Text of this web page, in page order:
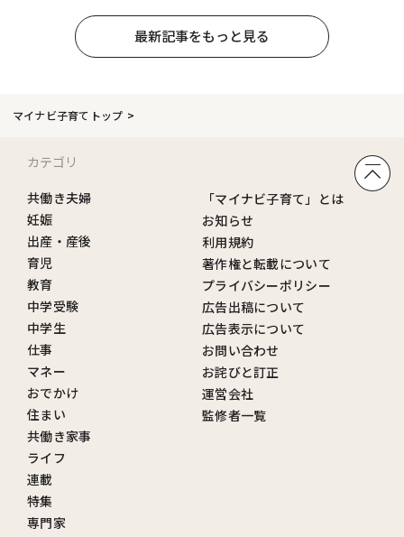
最新記事をもっと見る
マイナビ子育てトップ
カテゴリ
共働き夫婦
妊娠
出産・産後
育児
教育
中学受験
中学生
仕事
マネー
おでかけ
住まい
共働き家事
ライフ
連載
特集
専門家
「マイナビ子育て」とは
お知らせ
利用規約
著作権と転載について
プライバシーポリシー
広告出稿について
広告表示について
お問い合わせ
お詫びと訂正
運営会社
監修者一覧